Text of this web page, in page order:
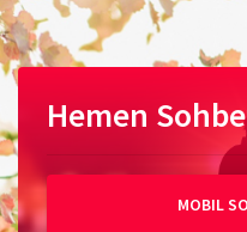
Hemen
MOBIL